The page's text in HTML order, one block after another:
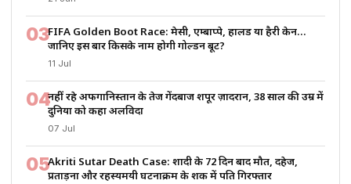
03FIFA Golden Boot Race: मेसी, एम्बाप्पे, हालैंड या हैरी केन…
जानिए इस बार किसके नाम होगी गोल्डन बूट?
11 Jul
04नहीं रहे अफगानिस्तान के तेज गेंदबाज शपूर ज़ादरान, 38 साल की उम्र में
दुनिया को कहा अलविदा
07 Jul
05Akriti Sutar Death Case: शादी के 72 दिन बाद मौत, दहेज,
प्रताड़ना और रहस्यमयी घटनाक्रम के शक में पति गिरफ्तार